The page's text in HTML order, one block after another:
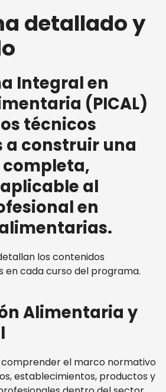
detallado y
Integral en
(PICAL)
técnicos
a construir una
al
en
los contenidos
en cada curso del programa.
Alimentaria y
el marco normativo
establecimientos, productos y